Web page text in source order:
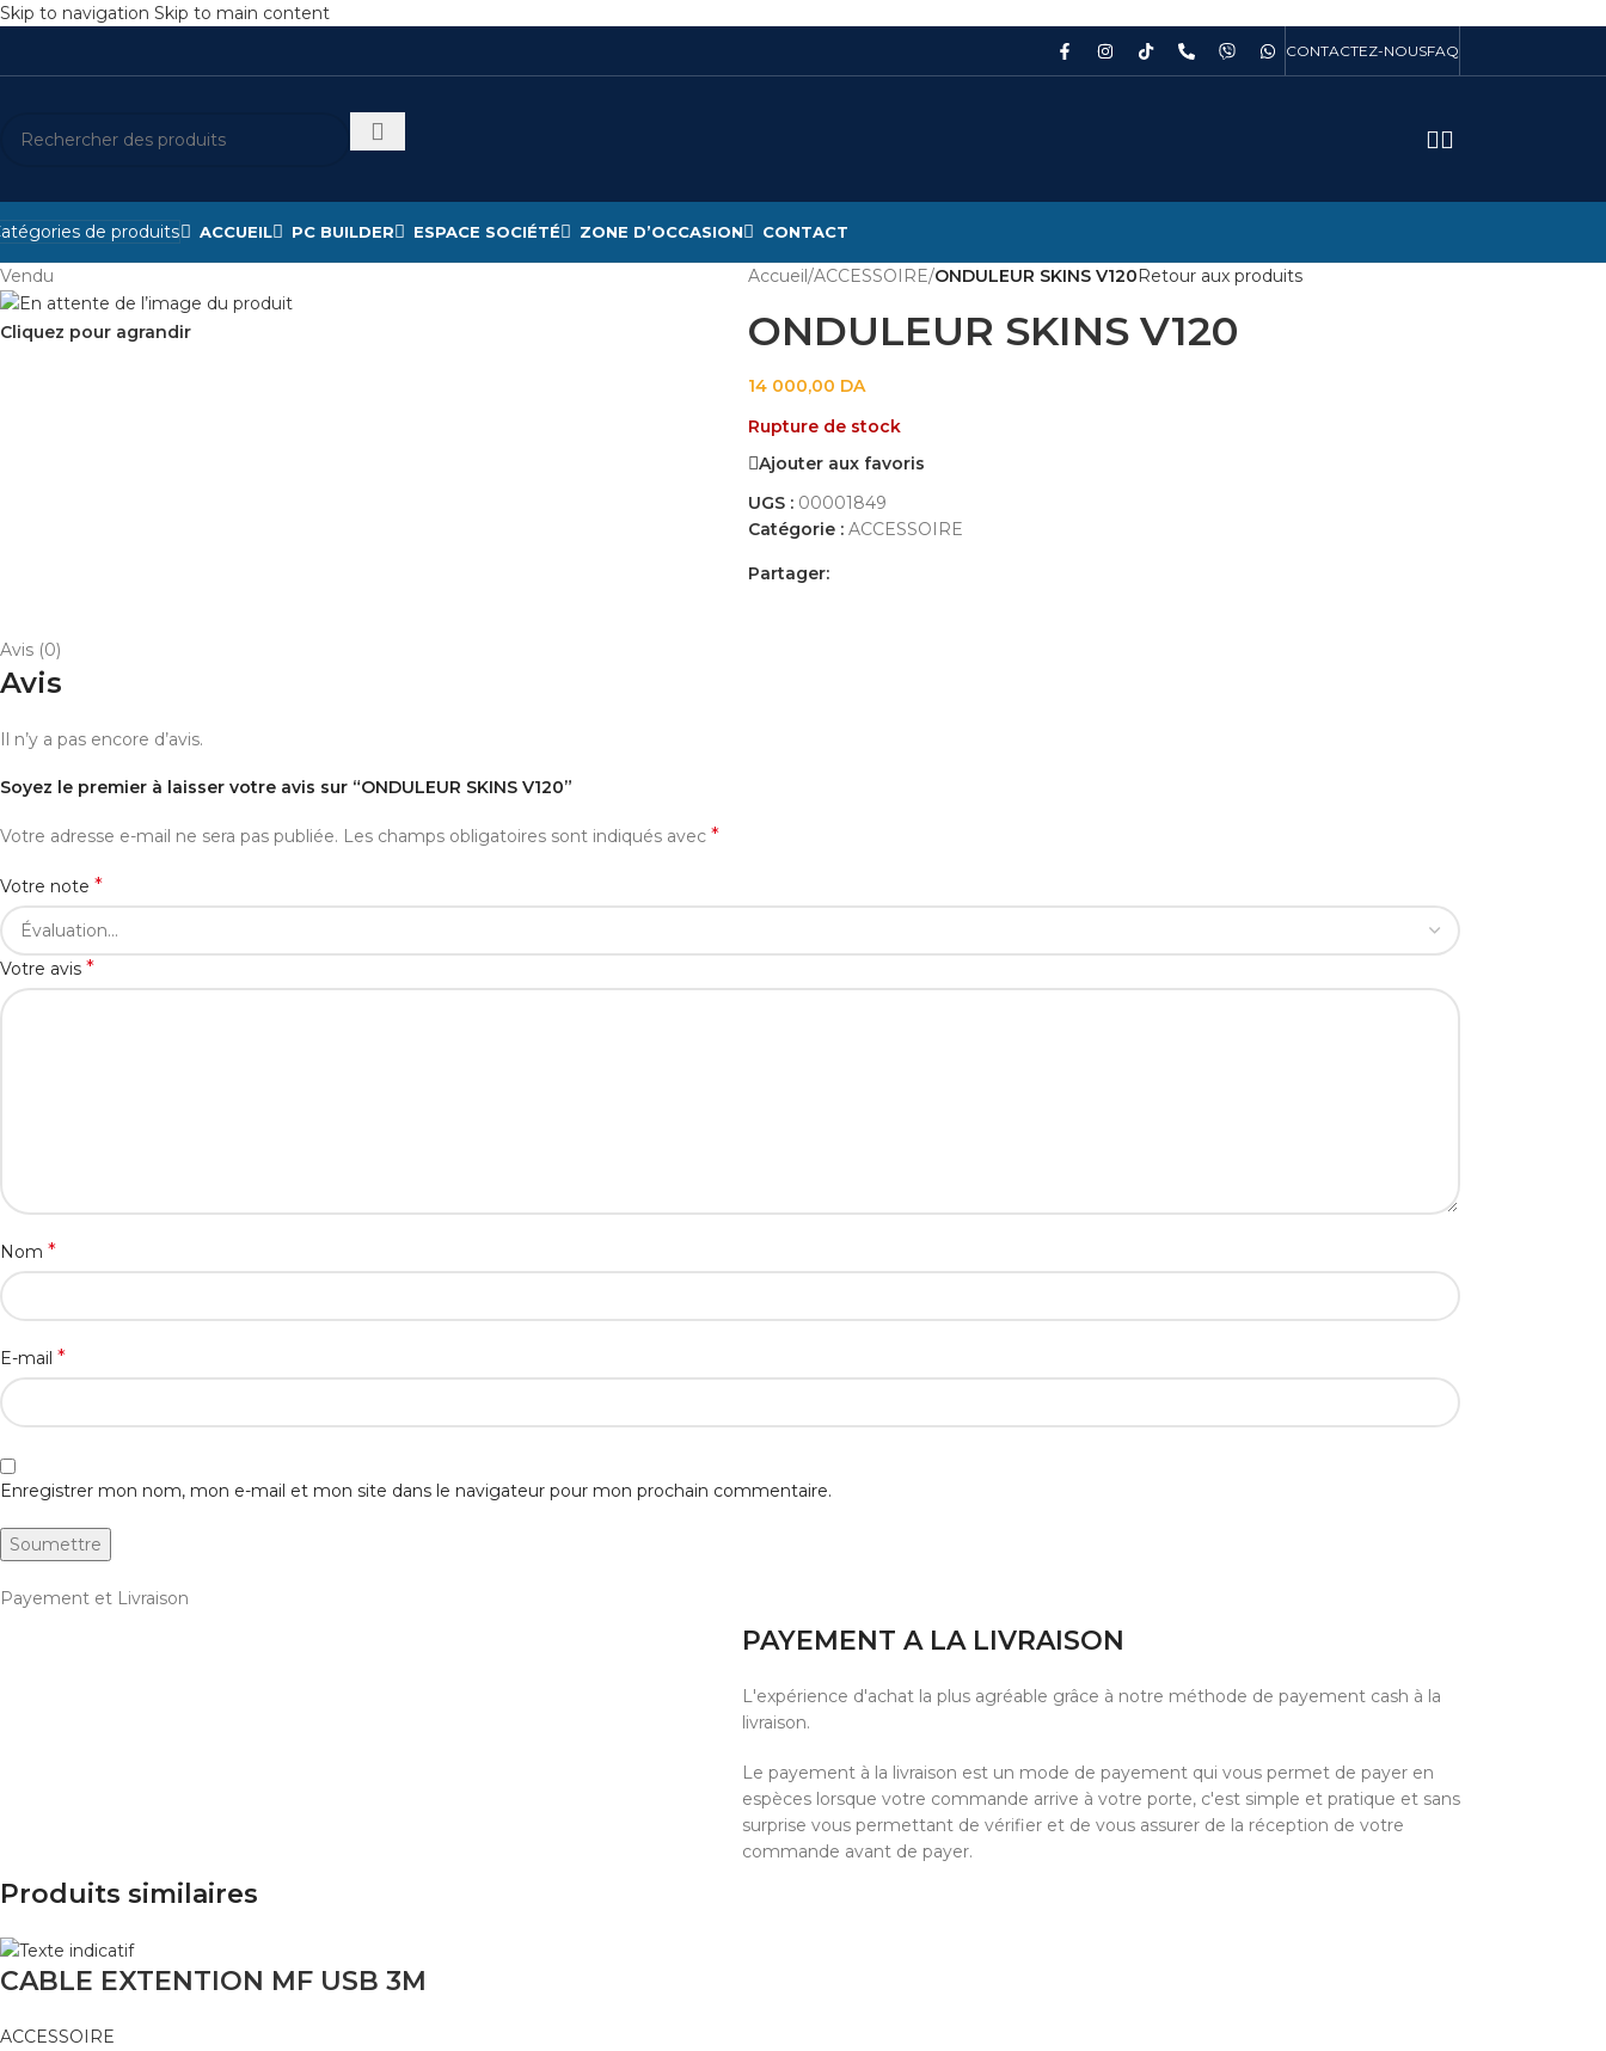
Skip to navigation Skip to main content
CONTACTEZ-NOUSFAQ
de produits ACCUEIL PC BUILDER ESPACE SOCIÉTÉ ZONE D’OCCASION CONTACT
Vendu
Cliquez pour agrandir
Accueil/ACCESSOIRE/ONDULEUR SKINS V120Retour aux produits
ONDULEUR SKINS V120
14 000,00 DA
Rupture de stock
Ajouter aux favoris
UGS : 00001849
Catégorie : ACCESSOIRE
Partager:
Avis (0)
Avis
Il n’y a pas encore d’avis.
Soyez le premier à laisser votre avis sur “ONDULEUR SKINS V120”
Votre adresse e-mail ne sera pas publiée. Les champs obligatoires sont indiqués avec *
Votre note *
Votre avis *
Nom *
E-mail *
Enregistrer mon nom, mon e-mail et mon site dans le navigateur pour mon prochain commentaire.
Payement et Livraison
PAYEMENT A LA LIVRAISON
L'expérience d'achat la plus agréable grâce à notre méthode de payement cash à la
livraison.
Le payement à la livraison est un mode de payement qui vous permet de payer en
espèces lorsque votre commande arrive à votre porte, c'est simple et pratique et sans
surprise vous permettant de vérifier et de vous assurer de la réception de votre
commande avant de payer.
Produits similaires
CABLE EXTENTION MF USB 3M
ACCESSOIRE